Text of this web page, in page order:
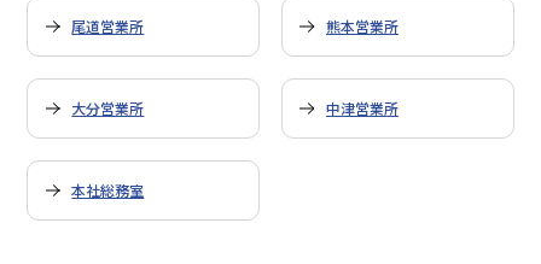
尾道営業所 熊本営業所
大分営業所 中津営業所
本社総務室